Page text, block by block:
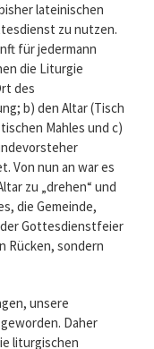
lateinischen
zu nutzen.
für jedermann
die Liturgie
des
b) den Altar (Tisch
Mahles und c)
Von nun an war es
zu „drehen“ und
die Gemeinde,
Gottesdienstfeier
Rücken, sondern
unsere
Daher
liturgischen